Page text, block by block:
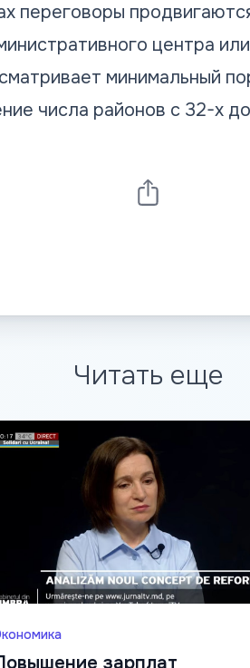
переговоры
центра
минимальный
числа районов с 32-х
Читать еще
зарплат